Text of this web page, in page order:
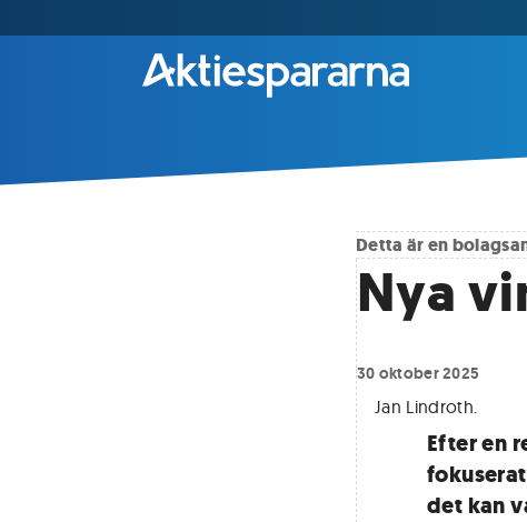
Detta är en
Nya
30 oktober 2025
Jan Lindroth.
Efter en
det kan